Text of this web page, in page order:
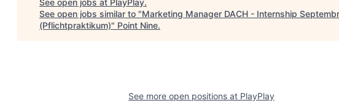
See open jobs similar to "Marketing Manager DACH - Internship
(Pflichtpraktikum)" Point Nine.
See more open positions at PlayPlay